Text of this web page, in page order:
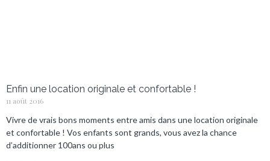
Enfin une location originale et confortable !
11 août 2016
Vivre de vrais bons moments entre amis dans une location originale
et confortable ! Vos enfants sont grands, vous avez la chance
d’additionner 100ans ou plus